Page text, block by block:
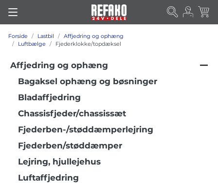
Forside Lastbil
Affjedring og ophæng
Luftbælge
Fjederklokke/topdæksel
Affjedring og ophæng
Bagaksel ophæng og bøsninger
Bladaffjedring
Chassisfjeder/chassissæt
Fjederben-/støddæmperlejring
Fjederben/støddæmper
Lejring, hjullejehus
Luftaffjedring